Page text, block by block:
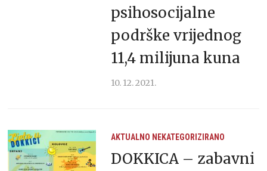
psihosocijalne
podrške vrijednog
11,4 milijuna kuna
10. 12. 2021.
AKTUALNO NEKATEGORIZIRANO
DOKKICA – zabavni